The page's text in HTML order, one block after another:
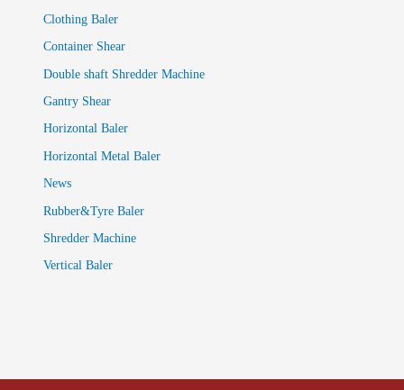
Clothing Baler
Container Shear
Double shaft Shredder Machine
Gantry Shear
Horizontal Baler
Horizontal Metal Baler
News
Rubber&Tyre Baler
Shredder Machine
Vertical Baler